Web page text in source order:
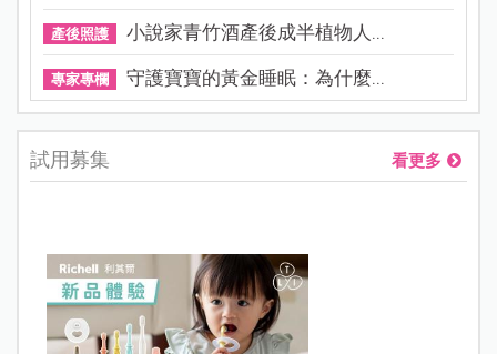
產後照護 小說家青竹酒產後成半植物人...
專家專欄 守護寶寶的黃金睡眠：為什麼...
試用募集 看更多